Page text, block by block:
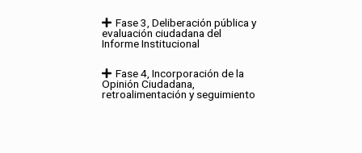
Fase 3, Deliberación pública y
evaluación ciudadana del
Informe Institucional
Fase 4, Incorporación de la
Opinión Ciudadana,
retroalimentación y seguimiento